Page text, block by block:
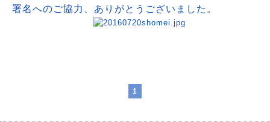
署名へのご協力、ありがとうございました。
1